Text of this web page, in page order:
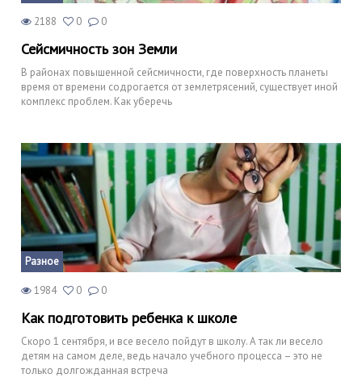
2188 0 0
Сейсмичность зон Земли
В районах повышенной сейсмичности, где поверхность планеты
время от времени содрогается от землетрясений, существует иной
комплекс проблем. Как уберечь
Разное
1984 0 0
Как подготовить ребенка к школе
Скоро 1 сентября, и все весело пойдут в школу. А так ли весело
детям на самом деле, ведь начало учебного процесса – это не
только долгожданная встреча